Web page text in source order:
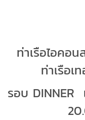
ท่าเรือไอคอ
ท่าเรือเ
รอบ DINNER